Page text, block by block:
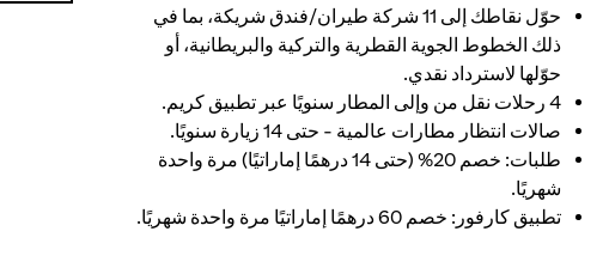
حوّل نقاطك إلى 11 شركة طيران/فندق شريكة، بما في
ذلك الخطوط الجوية القطرية والتركية والبريطانية، أو
حوّلها لاسترداد نقدي.
4 رحلات نقل من وإلى المطار سنويًا عبر تطبيق كريم.
صالات انتظار مطارات عالمية - حتى 14 زيارة سنويًا.
طلبات: خصم 20% (حتى 14 درهمًا إماراتيًا) مرة واحدة
شهريًا.
تطبيق كارفور: خصم 60 درهمًا إماراتيًا مرة واحدة شهريًا.